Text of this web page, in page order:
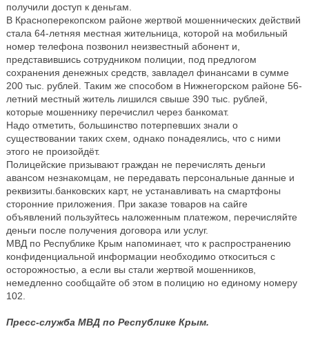
получили доступ к деньгам.
В Красноперекопском районе жертвой мошеннических действий
стала 64-летняя местная жительница, которой на мобильный
номер телефона позвонил неизвестный абонент и,
представившись сотрудником полиции, под предлогом
сохранения денежных средств, завладел финансами в сумме
200 тыс. рублей. Таким же способом в Нижнегорском районе 56-
летний местный житель лишился свыше 390 тыс. рублей,
которые мошеннику перечислил через банкомат.
Надо отметить, большинство потерпевших знали о
существовании таких схем, однако понадеялись, что с ними
этого не произойдёт.
Полицейские призывают граждан не перечислять деньги
авансом незнакомцам, не передавать персональные данные и
реквизиты.банковских карт, не устанавливать на смартфоны
сторонние приложения. При заказе товаров на сайге
объявлений пользуйтесь наложенным платежом, перечисляйте
деньги после получения договора или услуг.
МВД по Республике Крым напоминает, что к распространению
конфиденциальной информации необходимо откоситься с
осторожностью, а если вы стали жертвой мошенников,
немедленно сообщайте об этом в полицию но единому номеру
102.
Пресс-служба МВД по Республике Крым.